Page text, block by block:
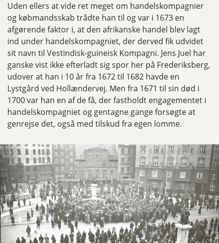
Uden ellers at vide ret meget om handelskompagnier
og købmandsskab trådte han til og var i 1673 en
afgørende faktor i, at den afrikanske handel blev lagt
ind under handelskompagniet, der derved fik udvidet
sit navn til Vestindisk-guineisk Kompagni. Jens Juel har
ganske vist ikke efterladt sig spor her på Frederiksberg,
udover at han i 10 år fra 1672 til 1682 havde en
Lystgård ved Hollændervej. Men fra 1671 til sin død i
1700 var han en af de få, der fastholdt engagementet i
handelskompagniet og gentagne gange forsøgte at
genrejse det, også med tilskud fra egen lomme.